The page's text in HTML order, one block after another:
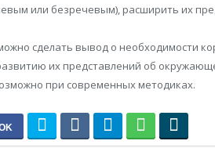
или безречевым), расширить их
сделать вывод о необходимости
их представлений об
при современных методиках.